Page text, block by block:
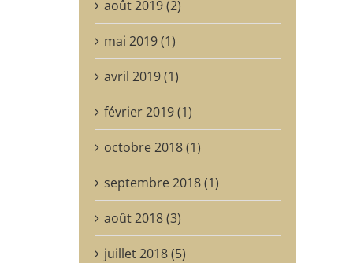
août 2019 (2)
mai 2019 (1)
avril 2019 (1)
février 2019 (1)
octobre 2018 (1)
septembre 2018 (1)
août 2018 (3)
juillet 2018 (5)